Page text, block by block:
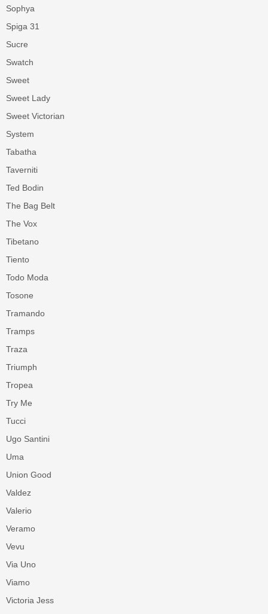
Sophya
Spiga 31
Sucre
Swatch
Sweet
Sweet Lady
Sweet Victorian
System
Tabatha
Taverniti
Ted Bodin
The Bag Belt
The Vox
Tibetano
Tiento
Todo Moda
Tosone
Tramando
Tramps
Traza
Triumph
Tropea
Try Me
Tucci
Ugo Santini
Uma
Union Good
Valdez
Valerio
Veramo
Vevu
Via Uno
Viamo
Victoria Jess